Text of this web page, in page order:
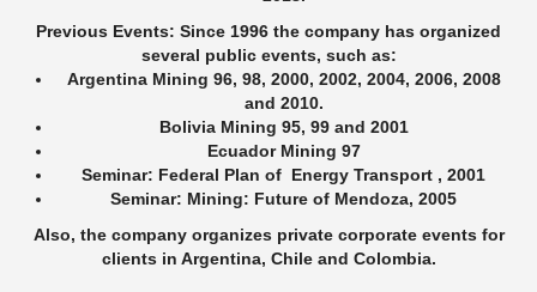
Previous Events: Since 1996 the company has organized
several public events, such as:
Argentina Mining 96, 98, 2000, 2002, 2004, 2006, 2008
and 2010.
Bolivia Mining 95, 99 and 2001
Ecuador Mining 97
Seminar: Federal Plan of Energy Transport , 2001
Seminar: Mining: Future of Mendoza, 2005
Also, the company organizes private corporate events for
clients in Argentina, Chile and Colombia.